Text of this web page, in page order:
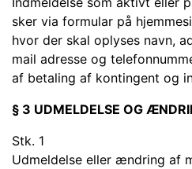
sker via formular på
hvor der skal oplyses navn,
mail adresse og
af betaling af kontingent og
§ 3 UDMELDELSE OG
Stk. 1
Udmeldelse eller ændring af